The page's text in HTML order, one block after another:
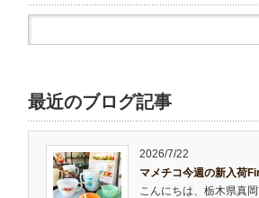
最近のブログ記事
2026/7/22
マメチコ今週の新入荷
こんにちは、栃木県真